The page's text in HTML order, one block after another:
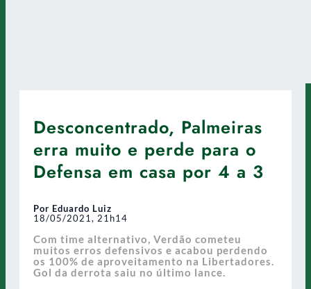
Desconcentrado, Palmeiras
erra muito e perde para o
Defensa em casa por 4 a 3
Por Eduardo Luiz
18/05/2021, 21h14
Com time alternativo, Verdão cometeu
muitos erros defensivos e acabou perdendo
os 100% de aproveitamento na Libertadores.
Gol da derrota saiu no último lance.